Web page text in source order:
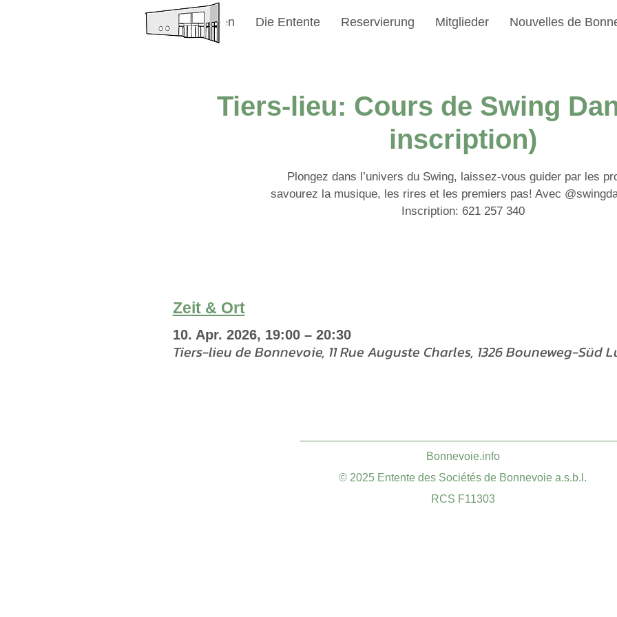
Willkommen Die Entente Reservierung Mitglieder Nouvelles de
Tiers-lieu: Cours de Swing
inscription)
Plongez dans l’univers du Swing, laissez-vous guider par les
savourez la musique, les rires et les premiers pas! Avec
Inscription: 621 257 340
Zeit & Ort
10. Apr. 2026, 19:00 – 20:30
Tiers-lieu de Bonnevoie, 11 Rue Auguste Charles, 1326 Bouneweg-Süd
​Bonnevoie.info
© 2025 Entente des Sociétés de Bonnevoie a.s.b.l.
RCS F11303